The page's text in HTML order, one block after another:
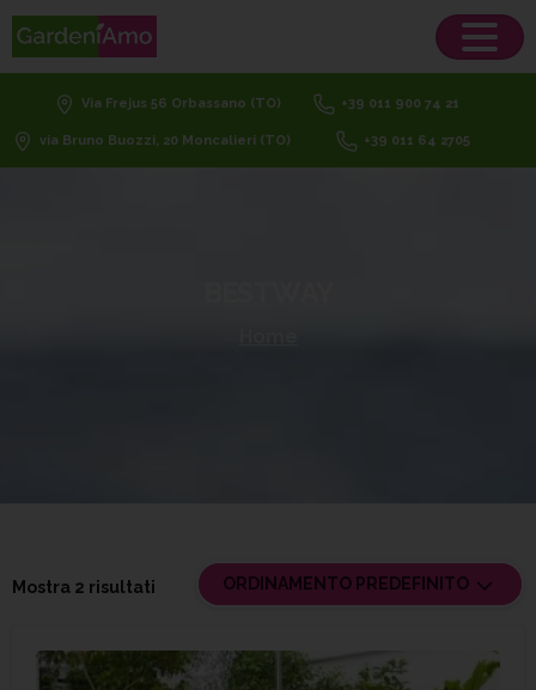
Via Frejus 56 Orbassano (TO) +39 011 900 74 21
via Bruno Buozzi, 20 Moncalieri (TO) +39 011 64 2705
Mostra 2 risultati ORDINAMENTO PREDEFINITO